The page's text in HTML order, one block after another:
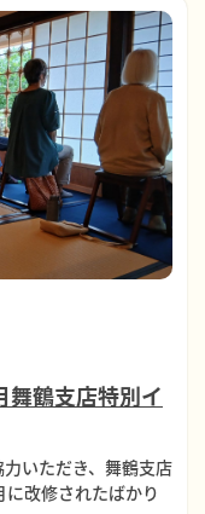
鶴支店特別イ
いただき、舞鶴支店
改修されたばかり